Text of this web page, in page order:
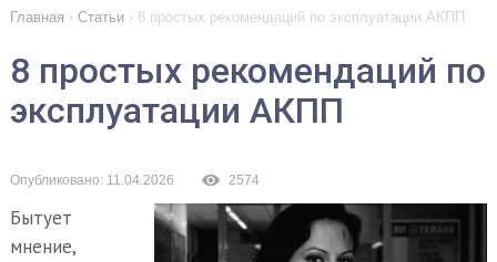
Главная › Статьи› 8 простых рекомендаций по эксплуатации АКПП
8 простых рекомендаций по
эксплуатации АКПП
Опубликовано: 11.04.2026 2574
Бытует
мнение,